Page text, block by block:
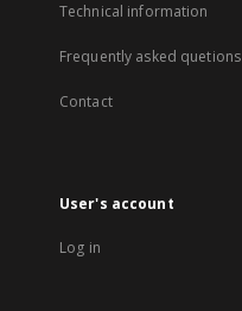
Technical information
Frequently asked quetions
Contact
User's account
Log in